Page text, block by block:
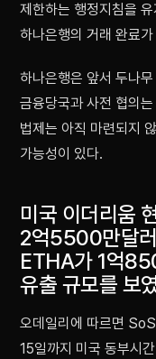
제한하는 행정지침을
하나은행의 거래 완료
하나은행은 앞서 두나
금융당국과 사전 협의
법제는 아직 마련되지
가능성이 있다.
미국 이더리움
2억5500만달
ETHA가 1억
유출 규모를 보
오데일리에 따르면
15일까지 미국 동부시